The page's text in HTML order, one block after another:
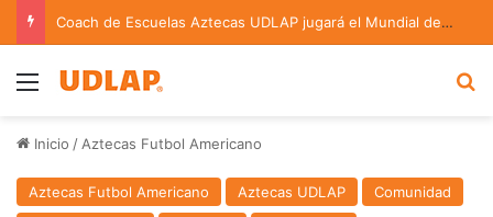
Coach de Escuelas Aztecas UDLAP jugará el Mundial de Flag Football en Alemania
Menu
Inicio / Aztecas Futbol Americano
Aztecas Futbol Americano Aztecas UDLAP
Comunidad